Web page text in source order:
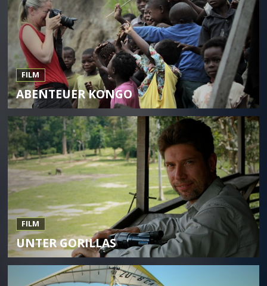
FILM
ABENTEUER KONGO
FILM
UNTER GORILLAS